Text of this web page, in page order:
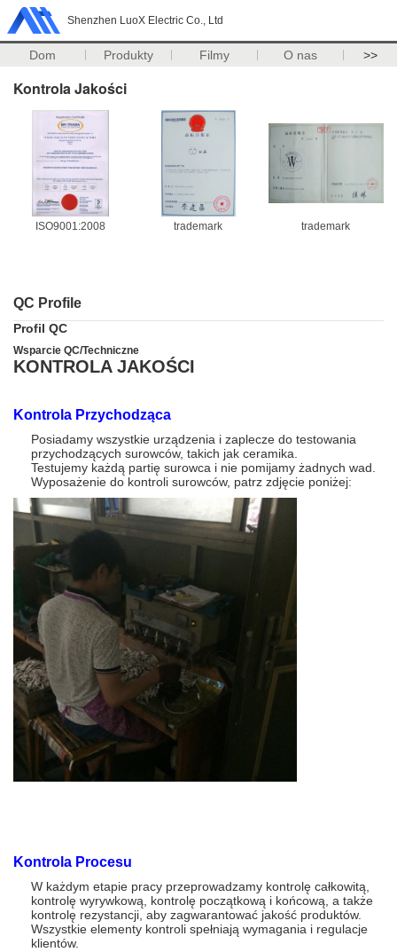
Shenzhen LuoX Electric Co., Ltd
Dom Produkty Filmy O nas >>
Kontrola Jakości
ISO9001:2008 trademark trademark
QC Profile
Profil QC
Wsparcie QC/Techniczne
KONTROLA JAKOŚCI
Kontrola Przychodząca
Posiadamy wszystkie urządzenia i zaplecze do testowania
przychodzących surowców, takich jak ceramika.
Testujemy każdą partię surowca i nie pomijamy żadnych wad.
Wyposażenie do kontroli surowców, patrz zdjęcie poniżej:
Kontrola Procesu
W każdym etapie pracy przeprowadzamy kontrolę całkowitą,
kontrolę wyrywkową, kontrolę początkową i końcową, a także
kontrolę rezystancji, aby zagwarantować jakość produktów.
Wszystkie elementy kontroli spełniają wymagania i regulacje
klientów.